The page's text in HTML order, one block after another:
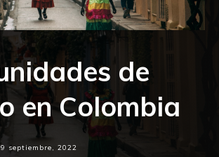
de
en Colombia
septiembre, 2022